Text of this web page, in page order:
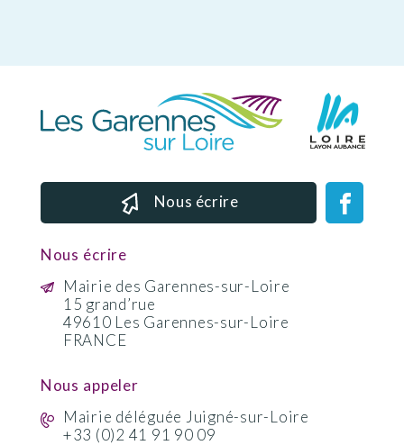
Nous écrire
Nous écrire
Mairie des Garennes-sur-Loire
15 grand’rue
49610 Les Garennes-sur-Loire
FRANCE
Nous appeler
Mairie déléguée Juigné-sur-Loire
+33 (0)2 41 91 90 09